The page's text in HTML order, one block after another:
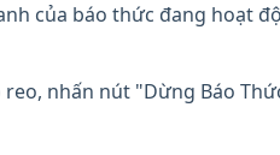
của báo thức đang hoạt
nhấn nút "Dừng Báo